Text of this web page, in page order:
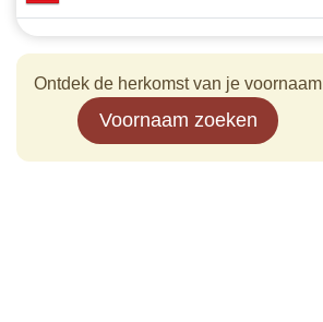
Ontdek de herkomst van je voornaam
Voornaam zoeken